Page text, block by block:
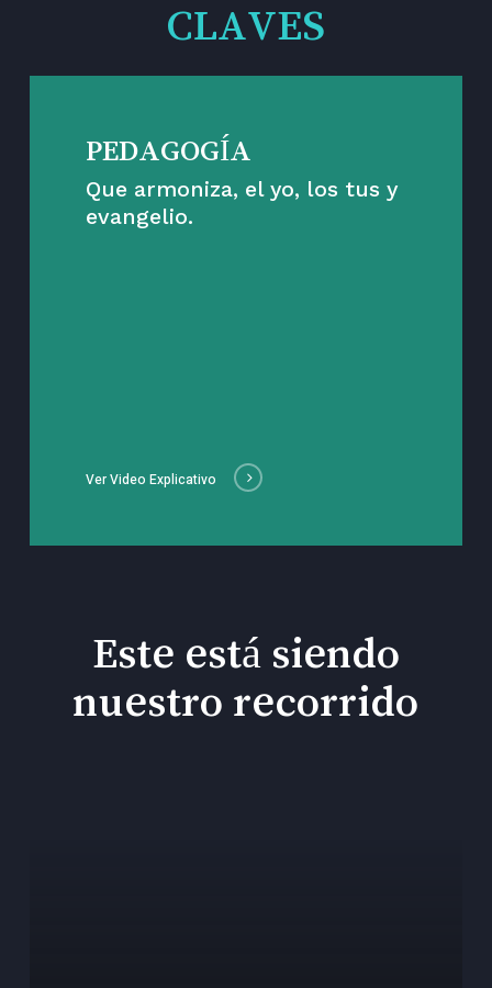
CLAVES
PEDAGOGÍA
Que armoniza, el yo, los tus y
evangelio.
Ver Video Explicativo
Este está siendo
nuestro recorrido